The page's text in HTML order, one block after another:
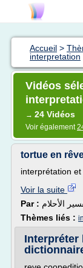
Accueil >
interpretation
Vidéos
→ 24 Vidéos
Voir également
tortue en
interprétation
Voir la suite
Par : الأحلام
Thèmes liés :
Interpréter